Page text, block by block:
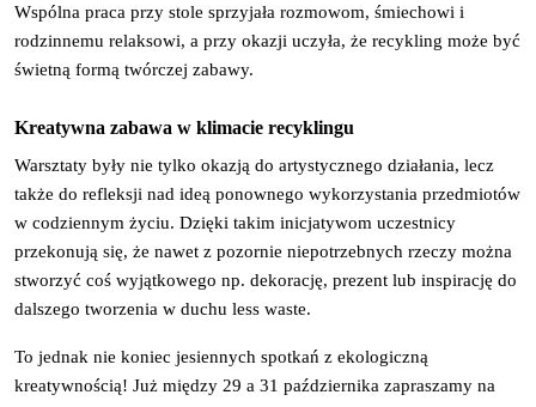
Wspólna praca przy stole sprzyjała rozmowom, śmiechowi i
rodzinnemu relaksowi, a przy okazji uczyła, że recykling może być
świetną formą twórczej zabawy.
Kreatywna zabawa w klimacie recyklingu
Warsztaty były nie tylko okazją do artystycznego działania, lecz
także do refleksji nad ideą ponownego wykorzystania przedmiotów
w codziennym życiu. Dzięki takim inicjatywom uczestnicy
przekonują się, że nawet z pozornie niepotrzebnych rzeczy można
stworzyć coś wyjątkowego np. dekorację, prezent lub inspirację do
dalszego tworzenia w duchu less waste.
To jednak nie koniec jesiennych spotkań z ekologiczną
kreatywnością! Już między 29 a 31 października zapraszamy na